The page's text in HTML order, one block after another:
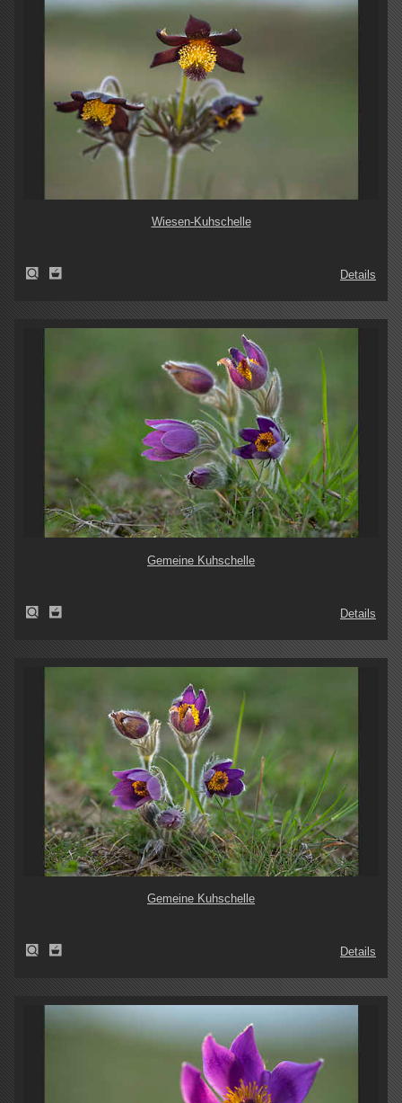
Wiesen-Kuhschelle
Details
Gemeine Kuhschelle
Details
Gemeine Kuhschelle
Details